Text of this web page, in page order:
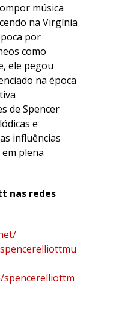
música
na Virgínia
por
como
ele pegou
na época
de Spencer
e
influências
plena
nas redes
spencerelliottm